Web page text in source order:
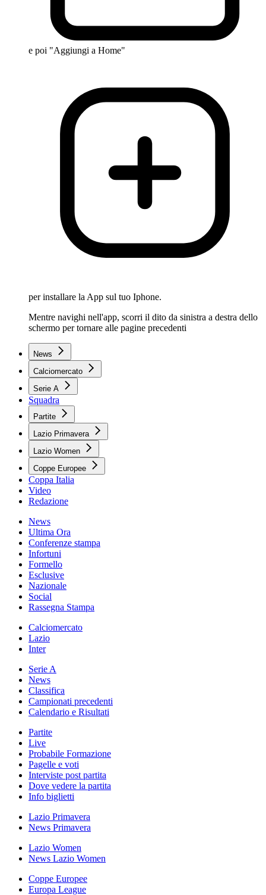
e poi "Aggiungi a Home"
per installare la App sul tuo Iphone.
Mentre navighi nell'app, scorri il dito da sinistra a destra dello
schermo per tornare alle pagine precedenti
News
Calciomercato
Serie A
Squadra
Partite
Lazio Primavera
Lazio Women
Coppe Europee
Coppa Italia
Video
Redazione
News
Ultima Ora
Conferenze stampa
Infortuni
Formello
Esclusive
Nazionale
Social
Rassegna Stampa
Calciomercato
Lazio
Inter
Serie A
News
Classifica
Campionati precedenti
Calendario e Risultati
Partite
Live
Probabile Formazione
Pagelle e voti
Interviste post partita
Dove vedere la partita
Info biglietti
Lazio Primavera
News Primavera
Lazio Women
News Lazio Women
Coppe Europee
Europa League